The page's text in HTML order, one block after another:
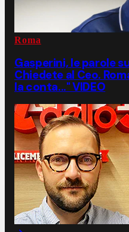
Roma
Gasperini, le parole
Chiedete al Ceo.
la conta..." VIDEO